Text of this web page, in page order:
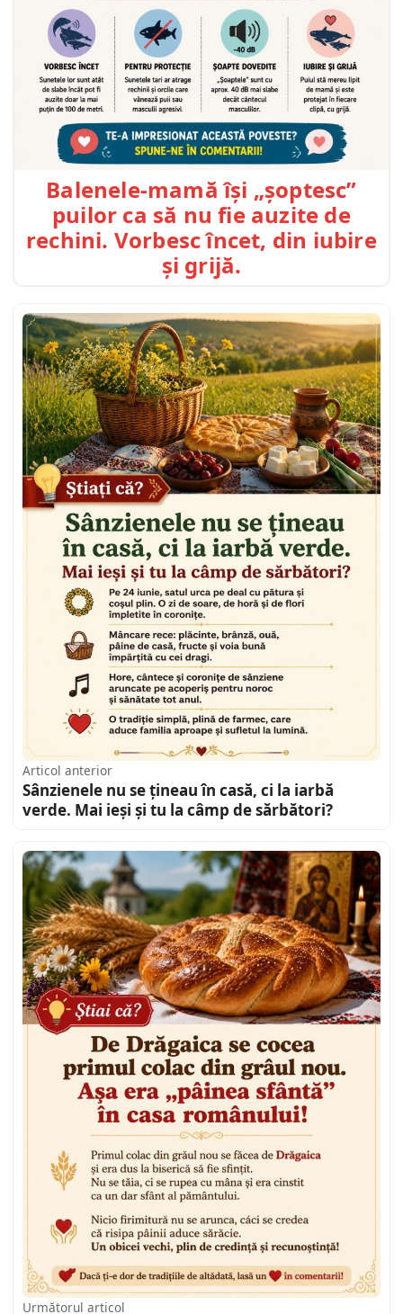
Balenele-mamă își „șoptesc”
puilor ca să nu fie auzite de
rechini. Vorbesc încet, din iubire
și grijă.
Articol anterior
Sânzienele nu se țineau în casă, ci la iarbă
verde. Mai ieși și tu la câmp de sărbători?
Următorul articol